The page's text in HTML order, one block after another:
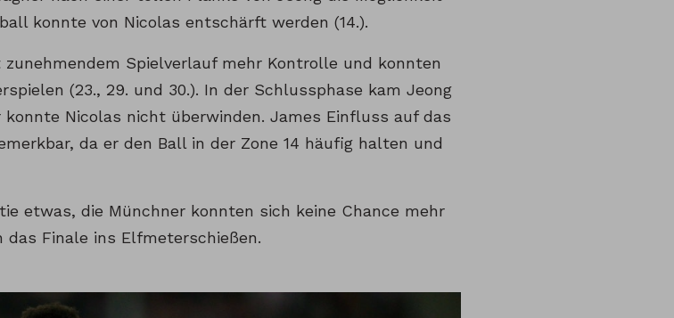
konnte von Nicolas entschärft werden (14.).
Spielverlauf mehr Kontrolle und konnten
(23., 29. und 30.). In der Schlussphase kam Jeong
konnte Nicolas nicht überwinden. James Einfluss auf das
da er den Ball in der Zone 14 häufig halten und
etwas, die Münchner konnten sich keine Chance mehr
das Finale ins Elfmeterschießen.